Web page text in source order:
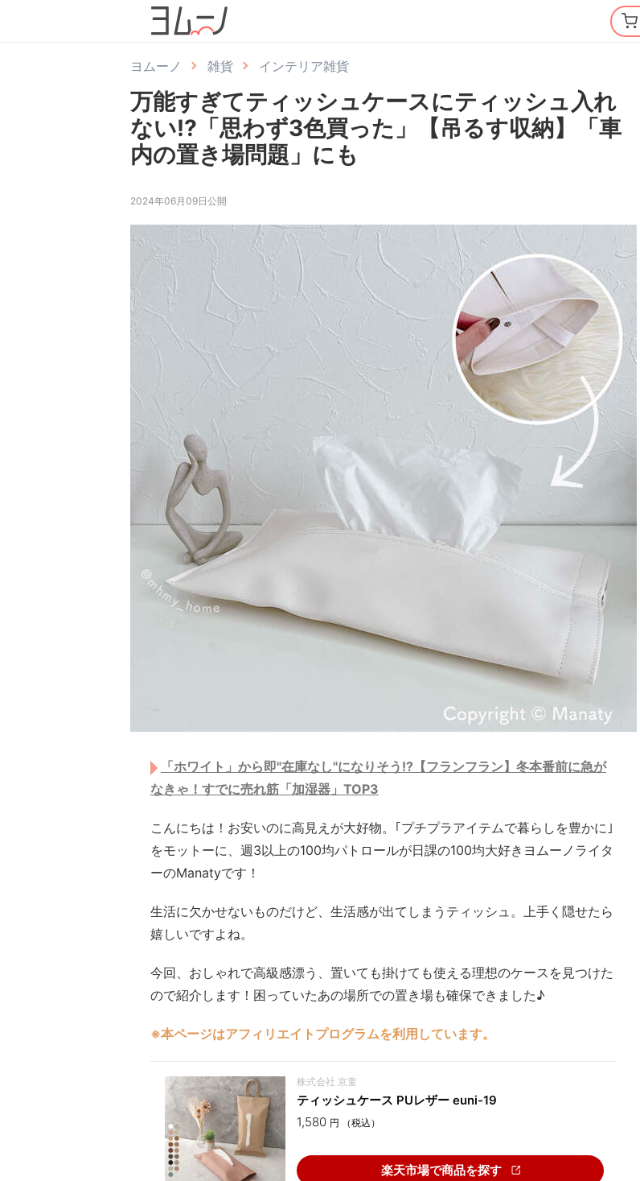
ヨムーノ 雑貨 インテリア雑貨
万能すぎてティッシュケースにティッシュ入れ
ない⁉︎「思わず3色買った」【吊るす収納】「車
内の置き場問題」にも
2024年06月09日公開
「ホワイト」から即"在庫なし"になりそう!?【フランフラン】冬本番前に急が
なきゃ！すでに売れ筋「加湿器」TOP3
こんにちは！お安いのに高見えが大好物。｢プチプラアイテムで暮らしを豊かに｣
をモットーに、週3以上の100均パトロールが日課の100均大好きヨムーノライタ
ーのManatyです！
生活に欠かせないものだけど、生活感が出てしまうティッシュ。上手く隠せたら
嬉しいですよね。
今回、おしゃれで高級感漂う、置いても掛けても使える理想のケースを見つけた
ので紹介します！困っていたあの場所での置き場も確保できました♪
※本ページはアフィリエイトプログラムを利用しています。
株式会社 京童
ティッシュケース PUレザー euni-19
1,580 円 （税込）
楽天市場で商品を探す